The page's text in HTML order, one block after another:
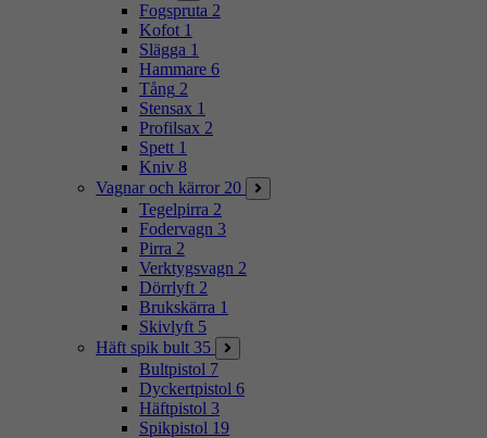
Fogspruta 2
Kofot 1
Slägga 1
Hammare 6
Tång 2
Stensax 1
Profilsax 2
Spett 1
Kniv 8
Vagnar och kärror 20
Tegelpirra 2
Fodervagn 3
Pirra 2
Verktygsvagn 2
Dörrlyft 2
Brukskärra 1
Skivlyft 5
Häft spik bult 35
Bultpistol 7
Dyckertpistol 6
Häftpistol 3
Spikpistol 19